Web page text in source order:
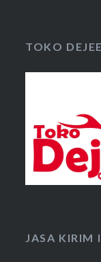
TOKO
JASA KIRIM